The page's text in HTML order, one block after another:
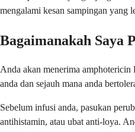
mengalami kesan sampingan yang
Bagaimanakah Saya
Anda akan menerima
anda dan sejauh mana anda
Sebelum infusi anda, pasukan
antihistamin, atau ubat anti-loya.